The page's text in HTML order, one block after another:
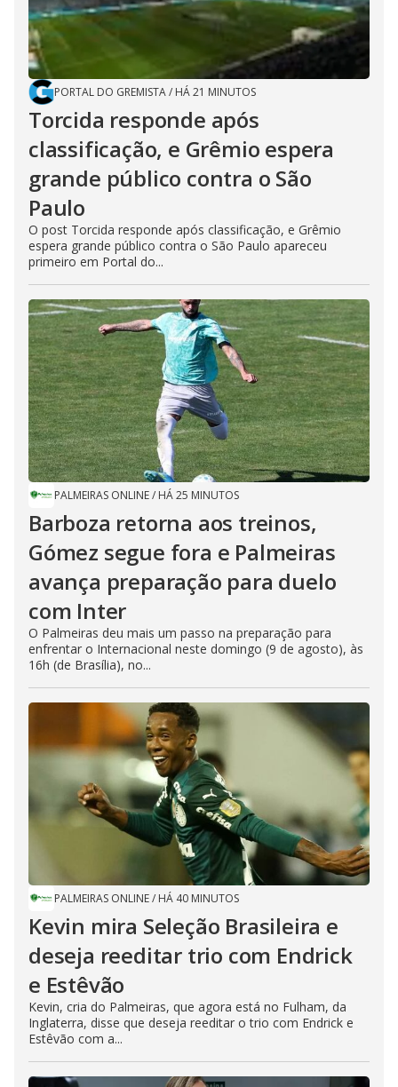
PORTAL DO GREMISTA/ HÁ 21 MINUTOS
Torcida responde após
classificação, e Grêmio espera
grande público contra o São
Paulo
O post Torcida responde após classificação, e Grêmio
espera grande público contra o São Paulo apareceu
primeiro em Portal do...
PALMEIRAS ONLINE/ HÁ 25 MINUTOS
Barboza retorna aos treinos,
Gómez segue fora e Palmeiras
avança preparação para duelo
com Inter
O Palmeiras deu mais um passo na preparação para
enfrentar o Internacional neste domingo (9 de agosto), às
16h (de Brasília), no...
PALMEIRAS ONLINE/ HÁ 40 MINUTOS
Kevin mira Seleção Brasileira e
deseja reeditar trio com Endrick
e Estêvão
Kevin, cria do Palmeiras, que agora está no Fulham, da
Inglaterra, disse que deseja reeditar o trio com Endrick e
Estêvão com a...